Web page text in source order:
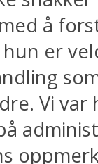
å
er
Vi var